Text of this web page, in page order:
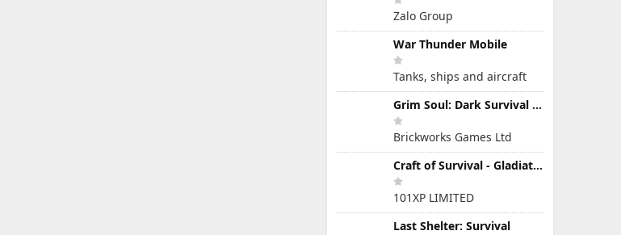
Zalo Group
War Thunder Mobile
Tanks, ships and aircraft
Grim Soul: Dark Survival RPG
Brickworks Games Ltd
Craft of Survival - Gladiators
101XP LIMITED
Last Shelter: Survival